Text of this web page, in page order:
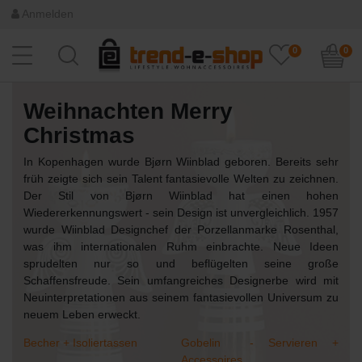
0 0
Weihnachten Merry
Christmas
In Kopenhagen wurde Bjørn Wiinblad geboren. Bereits sehr
früh zeigte sich sein Talent fantasievolle Welten zu zeichnen.
Der Stil von Bjørn Wiinblad hat einen hohen
Wiedererkennungswert - sein Design ist unvergleichlich. 1957
wurde Wiinblad Designchef der Porzellanmarke Rosenthal,
was ihm internationalen Ruhm einbrachte. Neue Ideen
sprudelten nur so und beflügelten seine große
Schaffensfreude. Sein umfangreiches Designerbe wird mit
Neuinterpretationen aus seinem fantasievollen Universum zu
neuem Leben erweckt.
Becher + Isoliertassen
Gobelin - Servieren +